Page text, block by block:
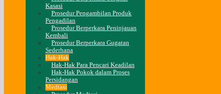
Kasasi
Prosedur Pengambilan Produk
Pengadilan
Prosedur Berperkara Peninjauan
Kembali
Prosedur Berperkara Gugatan
Sederhana
Hak-Hak
Hak-Hak Para Pencari Keadilan
Hak-Hak Pokok dalam Proses
Persidangan
Mediasi